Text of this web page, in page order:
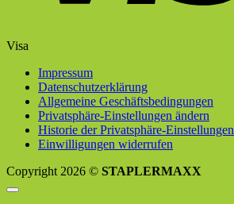
Visa
Impressum
Datenschutzerklärung
Allgemeine Geschäftsbedingungen
Privatsphäre-Einstellungen ändern
Historie der Privatsphäre-Einstellungen
Einwilligungen widerrufen
Copyright 2026 © STAPLERMAXX